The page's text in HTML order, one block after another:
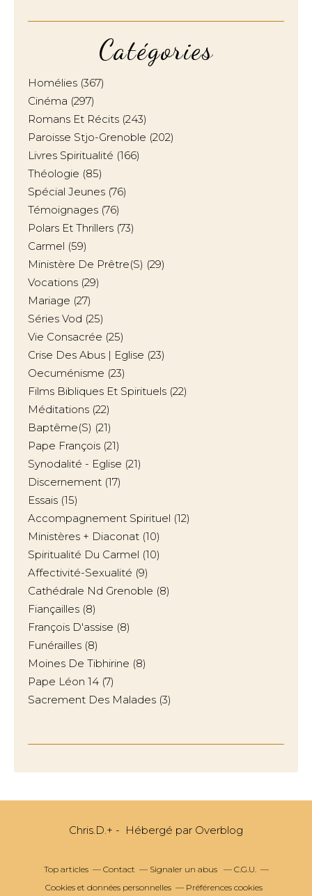
Catégories
Homélies (367)
Cinéma (297)
Romans Et Récits (243)
Paroisse Stjo-Grenoble (202)
Livres Spiritualité (166)
Théologie (85)
Spécial Jeunes (76)
Témoignages (76)
Polars Et Thrillers (73)
Carmel (59)
Ministère De Prêtre(s) (29)
Vocations (29)
Mariage (27)
Séries Vod (25)
Vie Consacrée (25)
Crise Des Abus | Eglise (23)
Oecuménisme (23)
Films Bibliques Et Spirituels (22)
Méditations (22)
Baptême(s) (21)
Pape François (21)
Synodalité - Eglise (21)
Discernement (17)
Essais (15)
Accompagnement Spirituel (12)
Ministères + Diaconat (10)
Spiritualité Du Carmel (10)
Affectivité-Sexualité (9)
Cathédrale Nd Grenoble (8)
Fiançailles (8)
François D'assise (8)
Funérailles (8)
Moines De Tibhirine (8)
Pape Léon 14 (7)
Sacrement Des Malades (3)
Chris.D.+ - Hébergé par Overblog
Top articles Contact Signaler un abus
C.G.U.
Cookies et données personnelles
Préférences cookies